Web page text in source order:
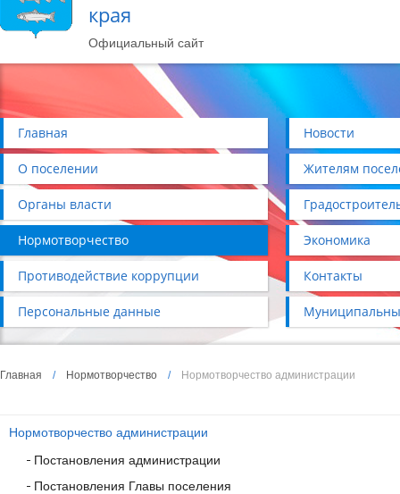
края
Официальный сайт
Главная Новости
О поселении Жителям
Органы власти
Нормотворчество Экономика
Противодействие коррупции Контакты
Персональные данные
Главная / Нормотворчество / Нормотворчество администрации
Нормотворчество администрации
Постановления администрации
Постановления Главы поселения